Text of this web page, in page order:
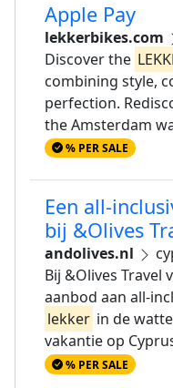
Apple Pay
lekkerbikes.com
Discover the
combining style,
perfection.
the Amsterdam
% PER SALE
Een all-
bij &Olives
andolives.nl
Bij &Olives Travel
aanbod aan all-
lekker in de
vakantie op
% PER SALE